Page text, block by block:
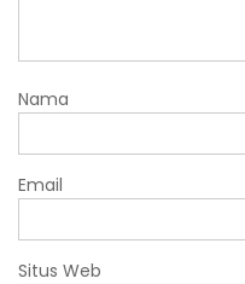
Nama
Email
Situs Web